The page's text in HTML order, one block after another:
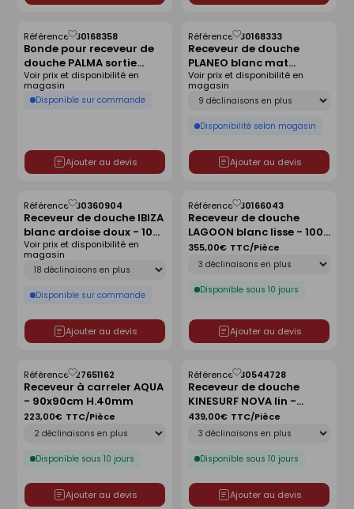
Bonde pour receveur de
douche PALMA sortie
horizontale sans capot
Référence :30168358
Disponible sur commande
Voir prix et disponibilité en
magasin
Ajouter au devis
Enregistrer
comme
liste
Receveur de douche
PLANEO blanc mat
antidérapant - 140 x 90
cm
Référence :30168333
Déclinaison
Disponibilité selon magasin
Voir prix et disponibilité en
magasin
Ajouter au devis
Enregistrer
comme
liste
Receveur de douche IBIZA
blanc ardoise doux - 100
x 100 cm
Référence :30360904
Déclinaison
Disponible sur commande
Voir prix et disponibilité en
magasin
Ajouter au devis
Enregistrer
comme
liste
Receveur de douche
LAGOON blanc lisse - 100
x 80 cm
Référence :30166043
Disponible sous 10 jours
355,00€ TTC/Pièce
Ajouter au devis
Enregistrer
comme
liste
Receveur à carreler AQUA
- 90x90cm H.40mm
Référence :27651162
Disponible sous 10 jours
223,00€ TTC/Pièce
Ajouter au devis
Enregistrer
comme
liste
Receveur de douche
KINESURF NOVA lin -
120x90 cm
Référence :30544728
Disponible sous 10 jours
439,00€ TTC/Pièce
Ajouter au devis
Enregistrer
comme
liste